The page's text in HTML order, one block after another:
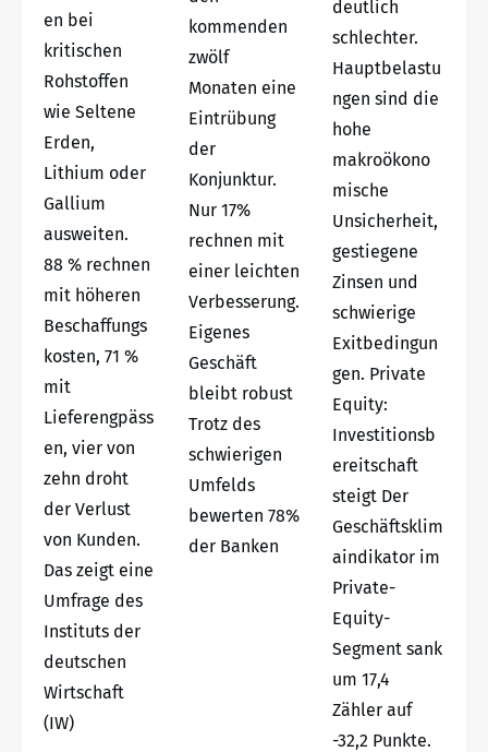
en bei
kritischen
Rohstoffen
wie Seltene
Erden,
Lithium oder
Gallium
ausweiten.
88 % rechnen
mit höheren
Beschaffungs
kosten, 71 %
mit
Lieferengpäss
en, vier von
zehn droht
der Verlust
von Kunden.
Das zeigt eine
Umfrage des
Instituts der
deutschen
Wirtschaft
(IW)
kommenden
zwölf
Monaten eine
Eintrübung
der
Konjunktur.
Nur 17%
rechnen mit
einer leichten
Verbesserung.
Eigenes
Geschäft
bleibt robust
Trotz des
schwierigen
Umfelds
bewerten 78%
der Banken
deutlich
schlechter.
Hauptbelastu
ngen sind die
hohe
makroökono
mische
Unsicherheit,
gestiegene
Zinsen und
schwierige
Exitbedingun
gen. Private
Equity:
Investitionsb
ereitschaft
steigt Der
Geschäftsklim
aindikator im
Private-
Equity-
Segment sank
um 17,4
Zähler auf
-32,2 Punkte.